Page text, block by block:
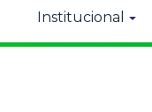
Institucional